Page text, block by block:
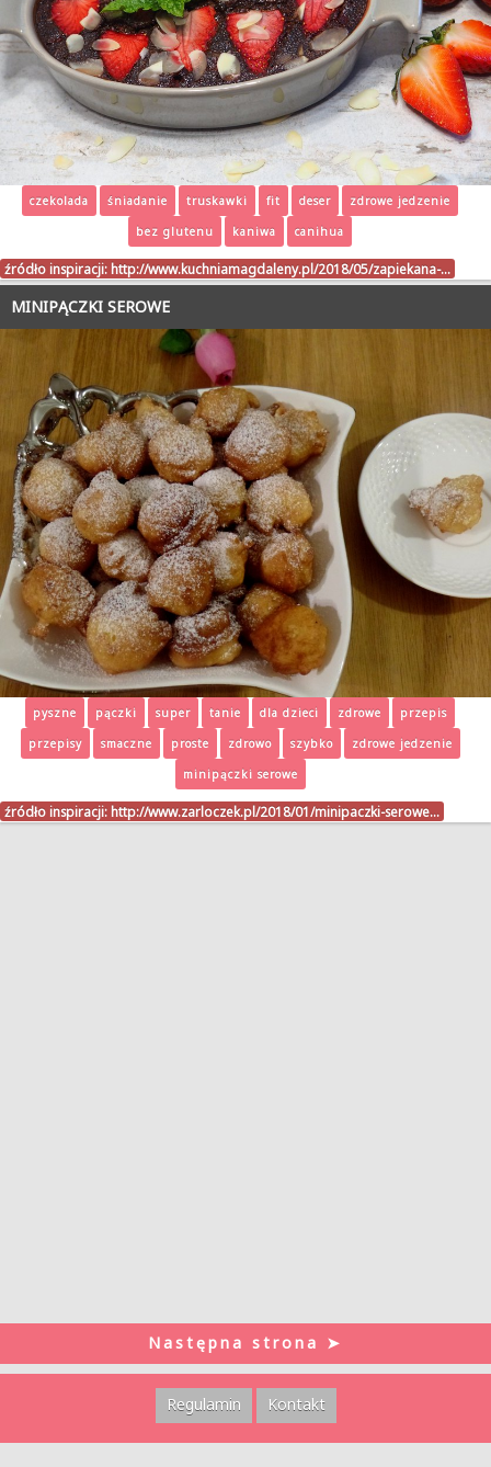
czekolada śniadanie truskawki fit deser
zdrowe jedzenie
bez glutenu
kaniwa canihua
źródło inspiracji: http://www.kuchniamagdaleny.pl/2018/05/zapiekana-…
MINIPĄCZKI SEROWE
pyszne pączki super tanie dla dzieci zdrowe
przepis
przepisy
smaczne proste zdrowo szybko
zdrowe jedzenie
minipączki serowe
źródło inspiracji: http://www.zarloczek.pl/2018/01/minipaczki-serowe…
Następna strona ➤
Regulamin Kontakt